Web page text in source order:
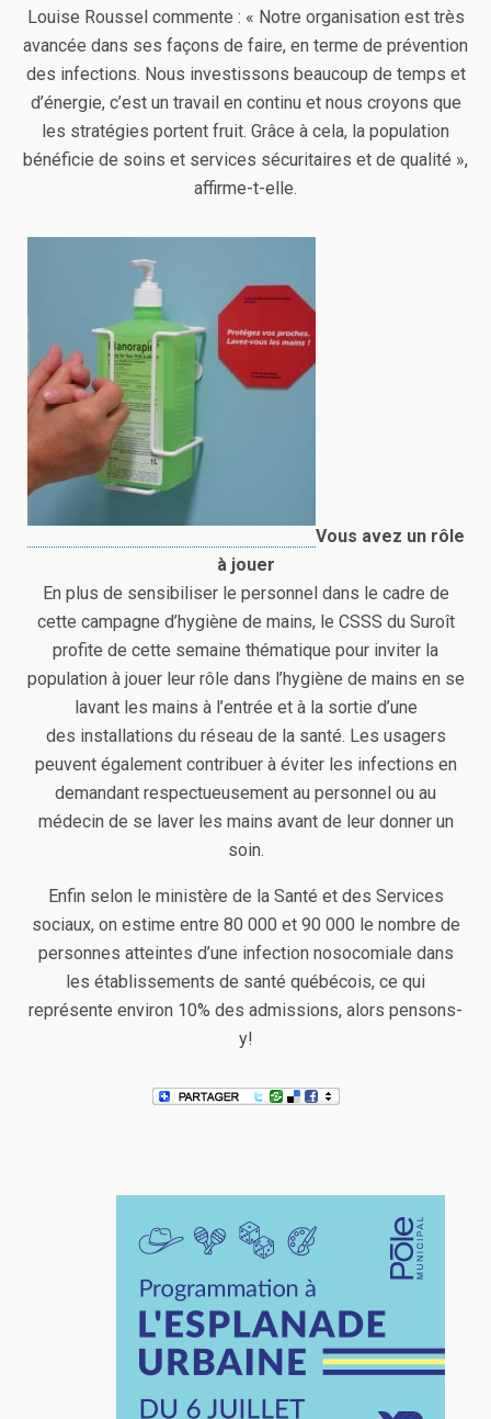
Louise Roussel commente : « Notre organisation est très
avancée dans ses façons de faire, en terme de prévention
des infections. Nous investissons beaucoup de temps et
d’énergie, c’est un travail en continu et nous croyons que
les stratégies portent fruit. Grâce à cela, la population
bénéficie de soins et services sécuritaires et de qualité »,
affirme-t-elle.
Vous avez un rôle
à jouer
En plus de sensibiliser le personnel dans le cadre de
cette campagne d’hygiène de mains, le CSSS du Suroît
profite de cette semaine thématique pour inviter la
population à jouer leur rôle dans l’hygiène de mains en se
lavant les mains à l’entrée et à la sortie d’une
des installations du réseau de la santé. Les usagers
peuvent également contribuer à éviter les infections en
demandant respectueusement au personnel ou au
médecin de se laver les mains avant de leur donner un
soin.
Enfin selon le ministère de la Santé et des Services
sociaux, on estime entre 80 000 et 90 000 le nombre de
personnes atteintes d’une infection nosocomiale dans
les établissements de santé québécois, ce qui
représente environ 10% des admissions, alors pensons-
y!